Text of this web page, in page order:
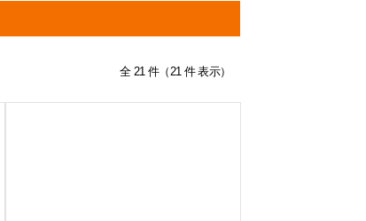
全 21 件（21 件 表示）